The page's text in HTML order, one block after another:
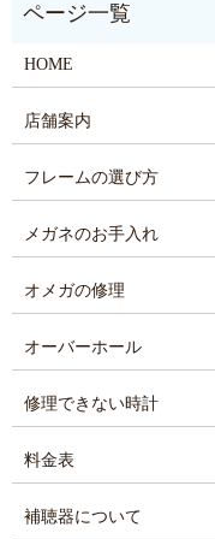
HOME
店舗案内
フレームの選び方
メガネのお手入れ
オメガの修理
オーバーホール
修理できない時計
料金表
補聴器について